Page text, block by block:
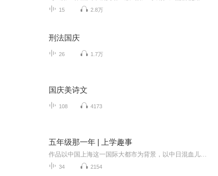
15 2.8万
刑法国庆
26 1.7万
国庆美诗文
108 4173
五年级那一年 | 上学趣事
34 2154